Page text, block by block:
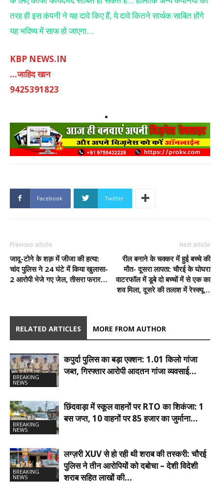
तरह ही इस कंपनी ने यह दावे किए हैं, ये दावे कितने सार्थक साबित होंगे
यह भविष्य में साफ हो जाएगा…
KBP NEWS.IN
…जाहिद खान
9425391823
Facebook Twitter
Previous article
जादू-टोने के शक़ में जीजा की हत्या:
चांद पुलिस ने 24 घंटे में किया खुलासा-
2 आरोपी भेजे गए जेल, तीसरा फरार…
Next article
रील बनाने के चक्कर में हुई बच्चे की
मौत- दूसरा लापता: चौरई के घोघरा
वाटरफॉल में डूबे दो बच्चों में से एक का
शव मिला, दूसरे की तलाश में रेस्क्यू…
RELATED ARTICLES MORE FROM AUTHOR
BREAKING
NEWS
कपुर्दा पुलिस का बड़ा एक्शन: 1.01 किलो गांजा
जब्त, गिरफ्तार आरोपी आदतन गांजा व्यवसाई…
BREAKING
NEWS
छिंदवाड़ा में स्कूल वाहनों पर RTO का शिकंजा: 1
बस जप्त, 10 वाहनों पर 85 हजार का जुर्माना…
BREAKING
NEWS
लग्ज़री XUV से हो रही थी शराब की तस्करी: चौरई
पुलिस ने तीन आरोपियों को दबोचा – देशी विदेशी
शराब सहित लाखों की…